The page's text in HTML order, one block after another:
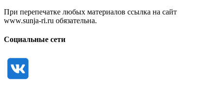
При перепечатке любых материалов ссылка на сайт
www.sunja-ri.ru обязательна.
Социальные сети